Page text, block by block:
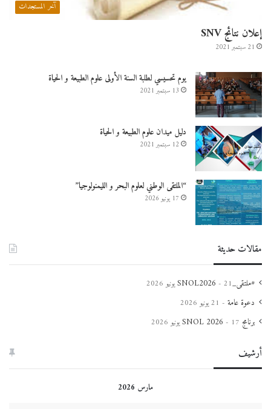
آخر المستجدات
إعلان نتائج SNV
21 سبتمبر 2021
يوم تحسيسي لطلبة السنة الأولى علوم الطبيعة و الحياة
13 سبتمبر 2021
دليل ميدان علوم الطبيعة و الحياة
12 سبتمبر 2021
“الملتقى الوطني لعلوم البحر و الليمنولوجيا”
17 يونيو 2026
مقالات حديثة
#ملتقى_SNOL202621 يونيو 2026
دعوة عامة 21 يونيو 2026
برنامج SNOL 2026 17 يونيو 2026
أرشيف
مارس 2026